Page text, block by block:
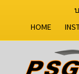
HOME